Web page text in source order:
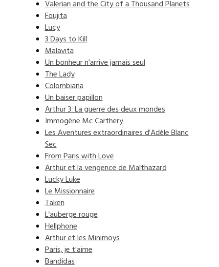
Valerian and the City of a Thousand Planets
Foujita
Lucy
3 Days to Kill
Malavita
Un bonheur n'arrive jamais seul
The Lady
Colombiana
Un baiser papillon
Arthur 3: La guerre des deux mondes
Immogène Mc Carthery
Les Aventures extraordinaires d'Adèle Blanc
Sec
From Paris with Love
Arthur et la vengence de Malthazard
Lucky Luke
Le Missionnaire
Taken
L'auberge rouge
Hellphone
Arthur et les Minimoys
Paris, je t'aime
Bandidas